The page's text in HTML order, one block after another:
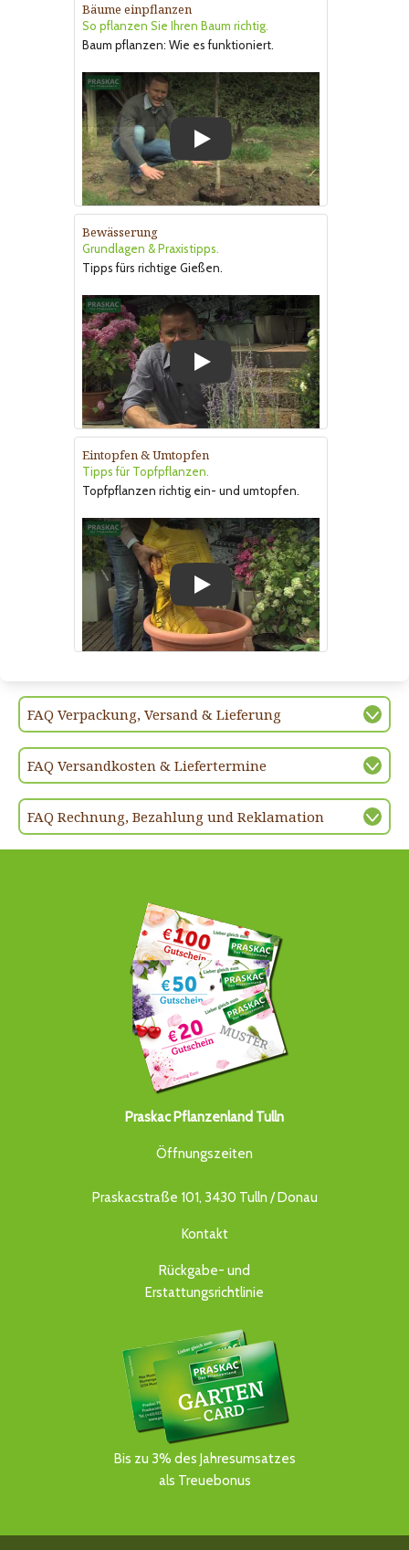
Bäume einpflanzen
So pflanzen Sie Ihren Baum richtig.
Baum pflanzen: Wie es funktioniert.
Play
Bewässerung
Grundlagen & Praxistipps.
Tipps fürs richtige Gießen.
Play
Eintopfen & Umtopfen
Tipps für Topfpflanzen.
Topfpflanzen richtig ein- und umtopfen.
Play
FAQ Verpackung, Versand & Lieferung
FAQ Versandkosten & Liefertermine
FAQ Rechnung, Bezahlung und Reklamation
Praskac Pflanzenland Tulln
Öffnungszeiten
Praskacstraße 101, 3430 Tulln / Donau
Kontakt
Rückgabe- und
Erstattungsrichtlinie
Bis zu 3% des Jahresumsatzes
als Treuebonus